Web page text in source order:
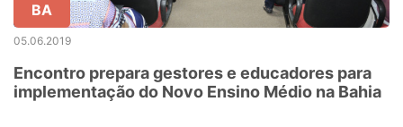
BA
05.06.2019
Encontro prepara gestores e educadores para
implementação do Novo Ensino Médio na Bahia